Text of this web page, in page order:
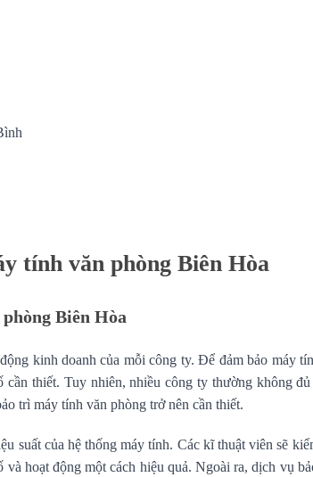
tính văn phòng Biên Hòa
Biên Hòa
kinh doanh của mỗi công ty. Để đảm bảo máy
thiết. Tuy nhiên, nhiều công ty thường không
trì máy tính văn phòng trở nên cần thiết.
suất của hệ thống máy tính. Các kĩ thuật viên sẽ
hoạt động một cách hiệu quả. Ngoài ra, dịch vụ